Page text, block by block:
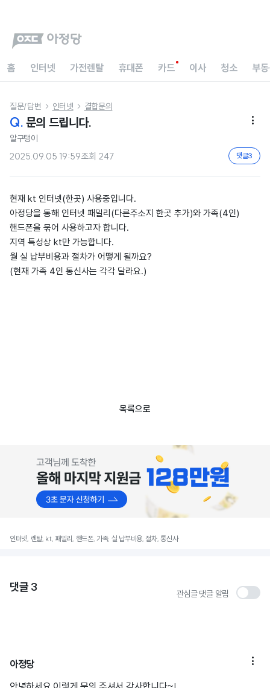
홈 인터넷 가전렌탈 휴대폰 카드 이사 청소 부
질문/답변  인터넷  결합문의
Q. 문의 드립니다. 
알구탱이
2025.09.05 19:59조회 247 댓글3
현재 kt 인터넷(한곳) 사용중입니다.
아정당을 통해 인터넷 패밀리(다른주소지 한곳 추가)와 가족(4인)
핸드폰을 묶어 사용하고자 합니다.
지역 특성상 kt만 가능합니다.
월 실 납부비용과 절차가 어떻게 될까요?
(현재 가족 4인 통신사는 각각 달라요.)
목록으로
인터넷, 렌탈, kt, 패밀리, 핸드폰, 가족, 실 납부비용, 절차, 통신사
댓글 3 관심글 댓글 알림
아정당 